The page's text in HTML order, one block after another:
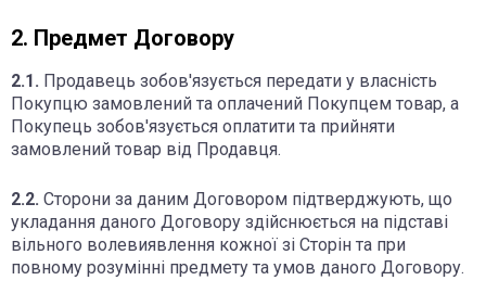
2. Предмет Договору
2.1. Продавець зобов'язується передати у власність
Покупцю замовлений та оплачений Покупцем товар, а
Покупець зобов'язується оплатити та прийняти
замовлений товар від Продавця.
2.2. Сторони за даним Договором підтверджують, що
укладання даного Договору здійснюється на підставі
вільного волевиявлення кожної зі Сторін та при
повному розумінні предмету та умов даного Договору.